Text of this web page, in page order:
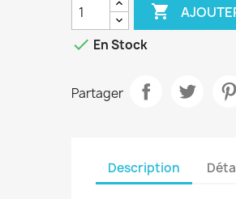

 En Stock
Partager
Description